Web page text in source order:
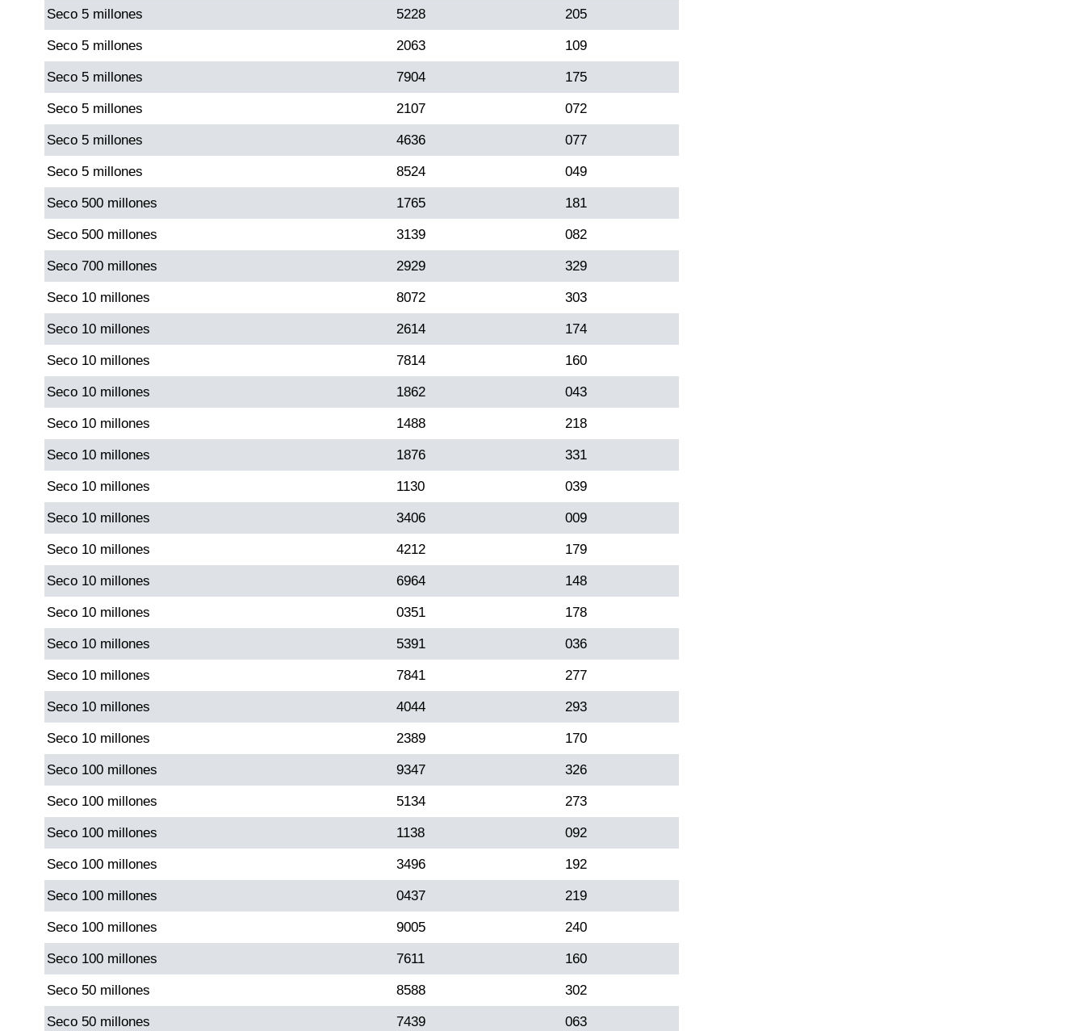
Paisita Noche
Paisita 3
Pick 3 Día
Pick 3 Noche
Pick 4 Día
Pick 4 Noche
Pijao de Oro
Saman de la suerte
Sinuano Día
Sinuano Noche
Super Chontico Noche
Seco 5 millones 5228 205
Seco 5 millones 2063 109
Seco 5 millones 7904 175
Seco 5 millones 2107 072
Seco 5 millones 4636 077
Seco 5 millones 8524 049
Seco 500 millones 1765 181
Seco 500 millones 3139 082
Seco 700 millones 2929 329
Seco 10 millones 8072 303
Seco 10 millones 2614 174
Seco 10 millones 7814 160
Seco 10 millones 1862 043
Seco 10 millones 1488 218
Seco 10 millones 1876 331
Seco 10 millones 1130 039
Seco 10 millones 3406 009
Seco 10 millones 4212 179
Seco 10 millones 6964 148
Seco 10 millones 0351 178
Seco 10 millones 5391 036
Seco 10 millones 7841 277
Seco 10 millones 4044 293
Seco 10 millones 2389 170
Seco 100 millones 9347 326
Seco 100 millones 5134 273
Seco 100 millones 1138 092
Seco 100 millones 3496 192
Seco 100 millones 0437 219
Seco 100 millones 9005 240
Seco 100 millones 7611 160
Seco 50 millones 8588 302
Seco 50 millones 7439 063